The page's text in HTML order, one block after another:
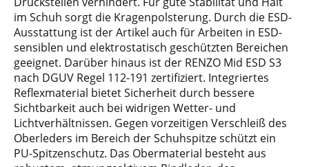
im Schuh sorgt die Kragenpolsterung. Durch die ESD-
Ausstattung ist der Artikel auch für Arbeiten in ESD-
sensiblen und elektrostatisch geschützten Bereichen
geeignet. Darüber hinaus ist der RENZO Mid ESD S3
nach DGUV Regel 112-191 zertifiziert. Integriertes
Reflexmaterial bietet Sicherheit durch bessere
Sichtbarkeit auch bei widrigen Wetter- und
Lichtverhältnissen. Gegen vorzeitigen Verschleiß des
Oberleders im Bereich der Schuhspitze schützt ein
PU-Spitzenschutz. Das Obermaterial besteht aus